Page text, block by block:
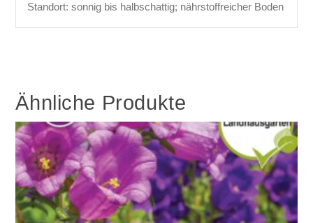
Standort: sonnig bis halbschattig; nährstoffreicher Boden
Ähnliche Produkte